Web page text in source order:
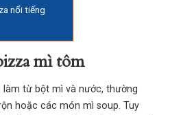
nổi tiếng
mì tôm
từ bột mì và nước, thường
hoặc các món mì soup. Tuy